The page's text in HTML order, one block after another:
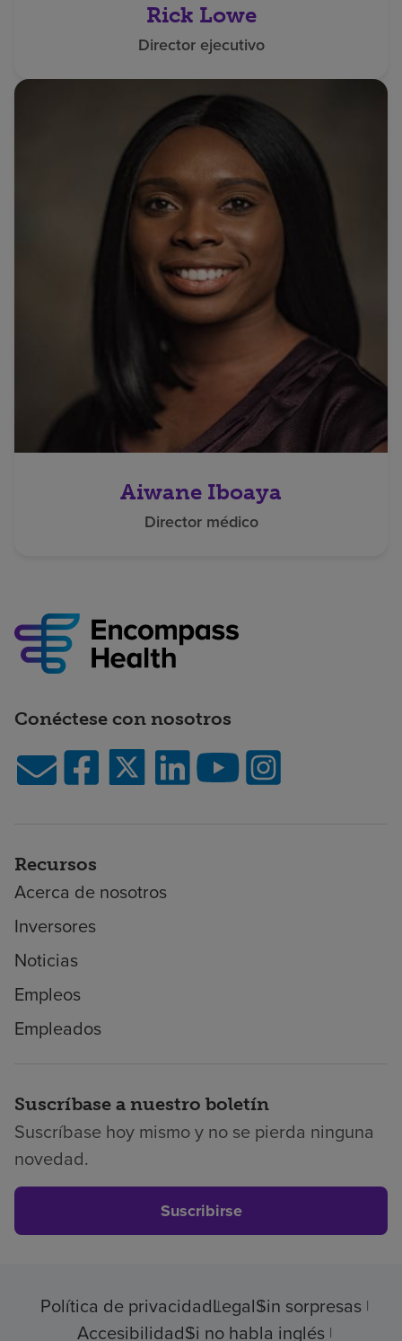
Rick Lowe
Director ejecutivo
Aiwane Iboaya
Director médico
Conéctese con nosotros
Recursos
Acerca de nosotros
Inversores
Noticias
Empleos
Empleados
Suscríbase a nuestro boletín
Suscríbase hoy mismo y no se pierda ninguna
novedad.
Suscribirse
Política de privacidadLegalSin sorpresas
AccesibilidadSi no habla inglés